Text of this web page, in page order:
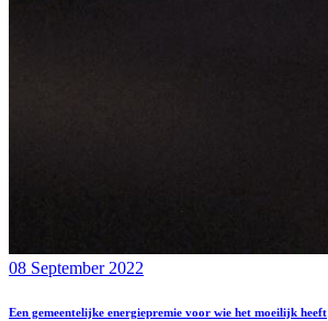
08 September 2022
Een gemeentelijke energiepremie voor wie het moeilijk heeft